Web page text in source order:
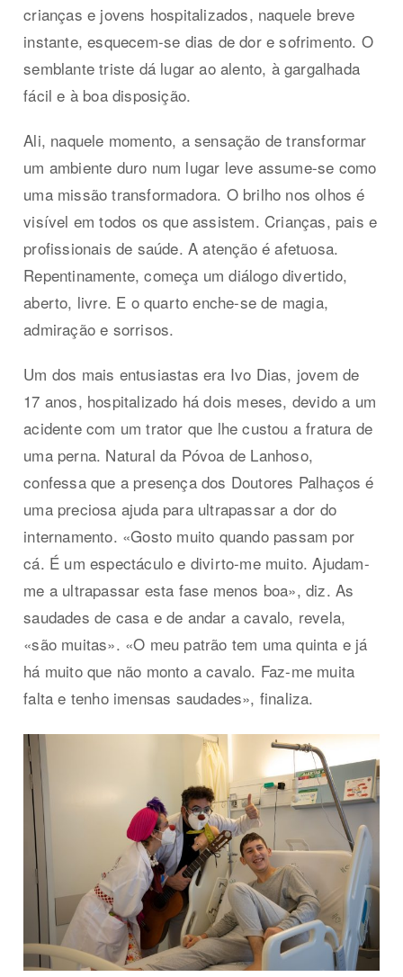
crianças e jovens hospitalizados, naquele breve
instante, esquecem-se dias de dor e sofrimento. O
semblante triste dá lugar ao alento, à gargalhada
fácil e à boa disposição.
Ali, naquele momento, a sensação de transformar
um ambiente duro num lugar leve assume-se como
uma missão transformadora. O brilho nos olhos é
visível em todos os que assistem. Crianças, pais e
profissionais de saúde. A atenção é afetuosa.
Repentinamente, começa um diálogo divertido,
aberto, livre. E o quarto enche-se de magia,
admiração e sorrisos.
Um dos mais entusiastas era Ivo Dias, jovem de
17 anos, hospitalizado há dois meses, devido a um
acidente com um trator que lhe custou a fratura de
uma perna. Natural da Póvoa de Lanhoso,
confessa que a presença dos Doutores Palhaços é
uma preciosa ajuda para ultrapassar a dor do
internamento. «Gosto muito quando passam por
cá. É um espectáculo e divirto-me muito. Ajudam-
me a ultrapassar esta fase menos boa», diz. As
saudades de casa e de andar a cavalo, revela,
«são muitas». «O meu patrão tem uma quinta e já
há muito que não monto a cavalo. Faz-me muita
falta e tenho imensas saudades», finaliza.